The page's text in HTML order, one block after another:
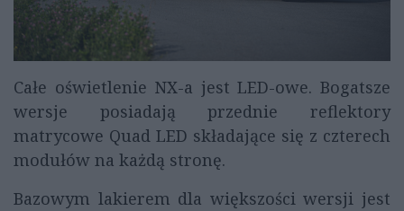
Całe oświetlenie NX-a jest LED-owe. Bogatsze
wersje posiadają przednie reflektory
matrycowe Quad LED składające się z czterech
modułów na każdą stronę.
Bazowym lakierem dla większości wersji jest